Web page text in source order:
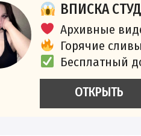
ВПИСКА
Архивные
Горячие сливы
Бесплатный
ОТКРЫТЬ